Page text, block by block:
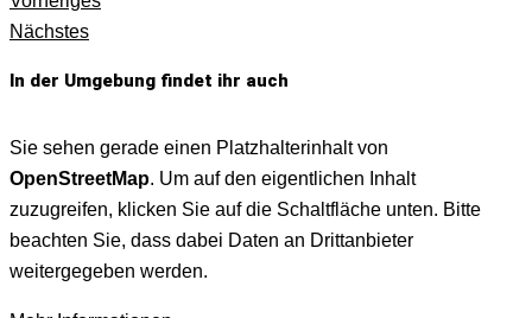
Nächstes
In der Umgebung findet ihr auch
Sie sehen gerade einen Platzhalterinhalt von
OpenStreetMap. Um auf den eigentlichen Inhalt
zuzugreifen, klicken Sie auf die Schaltfläche unten. Bitte
beachten Sie, dass dabei Daten an Drittanbieter
weitergegeben werden.